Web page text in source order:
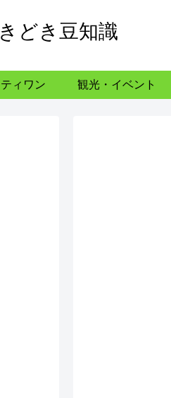
どき豆知識
ィワン 観光・イベント